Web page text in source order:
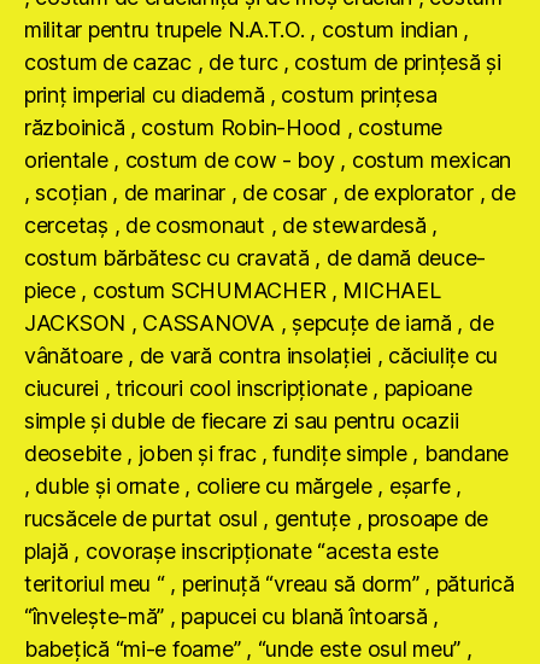
militar pentru trupele N.A.T.O. , costum indian ,
costum de cazac , de turc , costum de prinţesă şi
prinţ imperial cu diademă , costum prinţesa
războinică , costum Robin-Hood , costume
orientale , costum de cow - boy , costum mexican
, scoţian , de marinar , de cosar , de explorator , de
cercetaş , de cosmonaut , de stewardesă ,
costum bărbătesc cu cravată , de damă deuce-
piece , costum SCHUMACHER , MICHAEL
JACKSON , CASSANOVA , şepcuţe de iarnă , de
vânătoare , de vară contra insolaţiei , căciuliţe cu
ciucurei , tricouri cool inscripţionate , papioane
simple şi duble de fiecare zi sau pentru ocazii
deosebite , joben şi frac , fundiţe simple , bandane
, duble şi ornate , coliere cu mărgele , eşarfe ,
rucsăcele de purtat osul , gentuţe , prosoape de
plajă , covoraşe inscripţionate “acesta este
teritoriul meu “ , perinuţă “vreau să dorm” , păturică
“înveleşte-mă” , papucei cu blană întoarsă ,
babeţică “mi-e foame” , “unde este osul meu” ,